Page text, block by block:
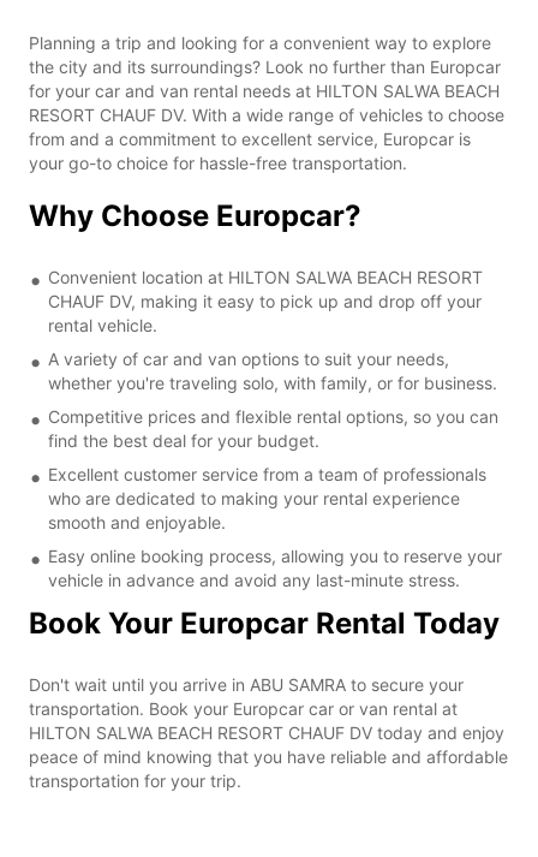
Planning a trip and looking for a convenient way to explore
the city and its surroundings? Look no further than Europcar
for your car and van rental needs at HILTON SALWA BEACH
RESORT CHAUF DV. With a wide range of vehicles to choose
from and a commitment to excellent service, Europcar is
your go-to choice for hassle-free transportation.
Why Choose Europcar?
Convenient location at HILTON SALWA BEACH RESORT
CHAUF DV, making it easy to pick up and drop off your
rental vehicle.
A variety of car and van options to suit your needs,
whether you're traveling solo, with family, or for business.
Competitive prices and flexible rental options, so you can
find the best deal for your budget.
Excellent customer service from a team of professionals
who are dedicated to making your rental experience
smooth and enjoyable.
Easy online booking process, allowing you to reserve your
vehicle in advance and avoid any last-minute stress.
Book Your Europcar Rental Today
Don't wait until you arrive in ABU SAMRA to secure your
transportation. Book your Europcar car or van rental at
HILTON SALWA BEACH RESORT CHAUF DV today and enjoy
peace of mind knowing that you have reliable and affordable
transportation for your trip.